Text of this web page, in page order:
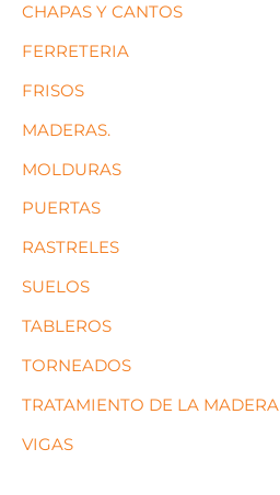
CHAPAS Y CANTOS
FERRETERIA
FRISOS
MADERAS.
MOLDURAS
PUERTAS
RASTRELES
SUELOS
TABLEROS
TORNEADOS
TRATAMIENTO DE LA MADERA
VIGAS